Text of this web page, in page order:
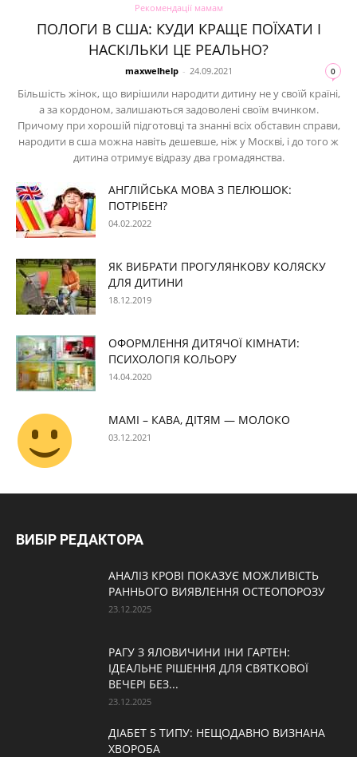
Рекомендації мамам
ПОЛОГИ В США: КУДИ КРАЩЕ ПОЇХАТИ І
НАСКІЛЬКИ ЦЕ РЕАЛЬНО?
maxwelhelp - 24.09.2021 0
Більшість жінок, що вирішили народити дитину не у своїй країні,
а за кордоном, залишаються задоволені своїм вчинком.
Причому при хорошій підготовці та знанні всіх обставин справи,
народити в сша можна навіть дешевше, ніж у Москві, і до того ж
дитина отримує відразу два громадянства.
АНГЛІЙСЬКА МОВА З ПЕЛЮШОК:
ПОТРІБЕН?
04.02.2022
ЯК ВИБРАТИ ПРОГУЛЯНКОВУ КОЛЯСКУ
ДЛЯ ДИТИНИ
18.12.2019
ОФОРМЛЕННЯ ДИТЯЧОЇ КІМНАТИ:
ПСИХОЛОГІЯ КОЛЬОРУ
14.04.2020
МАМІ – КАВА, ДІТЯМ — МОЛОКО
03.12.2021
ВИБІР РЕДАКТОРА
АНАЛІЗ КРОВІ ПОКАЗУЄ МОЖЛИВІСТЬ
РАННЬОГО ВИЯВЛЕННЯ ОСТЕОПОРОЗУ
23.12.2025
РАГУ З ЯЛОВИЧИНИ ІНИ ГАРТЕН:
ІДЕАЛЬНЕ РІШЕННЯ ДЛЯ СВЯТКОВОЇ
ВЕЧЕРІ БЕЗ...
23.12.2025
ДІАБЕТ 5 ТИПУ: НЕЩОДАВНО ВИЗНАНА
ХВОРОБА